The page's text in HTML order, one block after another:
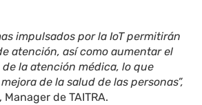
impulsados por la IoT permitirán
atención, así como aumentar el
la atención médica, lo que
de la salud de las personas”,
de TAITRA.